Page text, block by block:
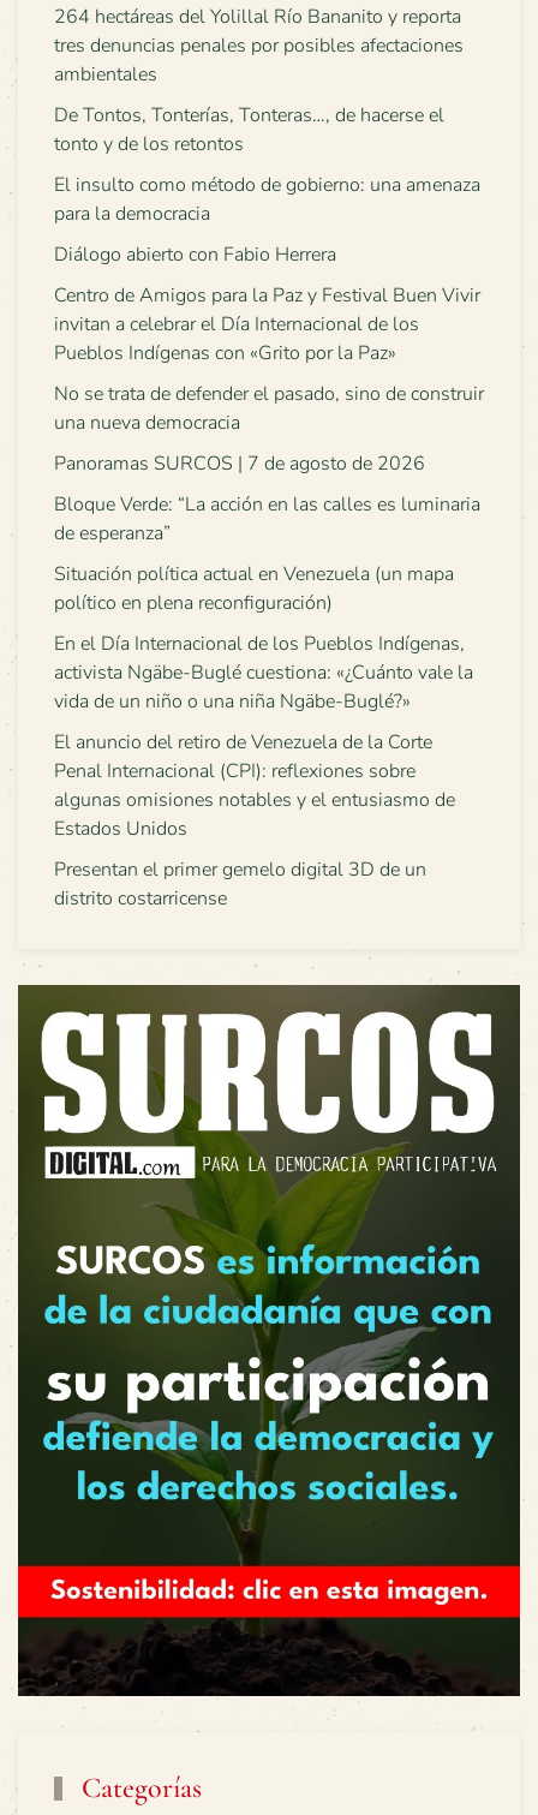
264 hectáreas del Yolillal Río Bananito y reporta
tres denuncias penales por posibles afectaciones
ambientales
De Tontos, Tonterías, Tonteras…, de hacerse el
tonto y de los retontos
El insulto como método de gobierno: una amenaza
para la democracia
Diálogo abierto con Fabio Herrera
Centro de Amigos para la Paz y Festival Buen Vivir
invitan a celebrar el Día Internacional de los
Pueblos Indígenas con «Grito por la Paz»
No se trata de defender el pasado, sino de construir
una nueva democracia
Panoramas SURCOS | 7 de agosto de 2026
Bloque Verde: “La acción en las calles es luminaria
de esperanza”
Situación política actual en Venezuela (un mapa
político en plena reconfiguración)
En el Día Internacional de los Pueblos Indígenas,
activista Ngäbe-Buglé cuestiona: «¿Cuánto vale la
vida de un niño o una niña Ngäbe-Buglé?»
El anuncio del retiro de Venezuela de la Corte
Penal Internacional (CPI): reflexiones sobre
algunas omisiones notables y el entusiasmo de
Estados Unidos
Presentan el primer gemelo digital 3D de un
distrito costarricense
Categorías